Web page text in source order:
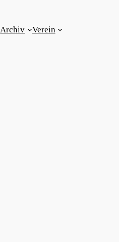
Archiv Verein